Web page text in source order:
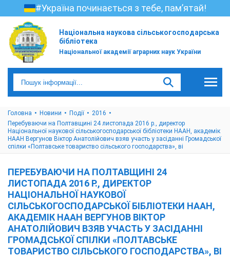
#Україна починається з тебе, пам’ятай!
Національна наукова сільськогосподарська
бібліотека
Національної академії аграрних наук України
Головна Новини Події
2016
Перебуваючи на Полтавщині 24 листопада 2016 р., директор
Національної наукової сільськогосподарської бібліотеки НААН, академік
НААН Вергунов Віктор Анатолійович взяв участь у засіданні Громадської
спілки «Полтавське товариство сільського господарства», ві
ПЕРЕБУВАЮЧИ НА ПОЛТАВЩИНІ 24
ЛИСТОПАДА 2016 Р., ДИРЕКТОР
НАЦІОНАЛЬНОЇ НАУКОВОЇ
СІЛЬСЬКОГОСПОДАРСЬКОЇ БІБЛІОТЕКИ НААН,
АКАДЕМІК НААН ВЕРГУНОВ ВІКТОР
АНАТОЛІЙОВИЧ ВЗЯВ УЧАСТЬ У ЗАСІДАННІ
ГРОМАДСЬКОЇ СПІЛКИ «ПОЛТАВСЬКЕ
ТОВАРИСТВО СІЛЬСЬКОГО ГОСПОДАРСТВА», ВІ